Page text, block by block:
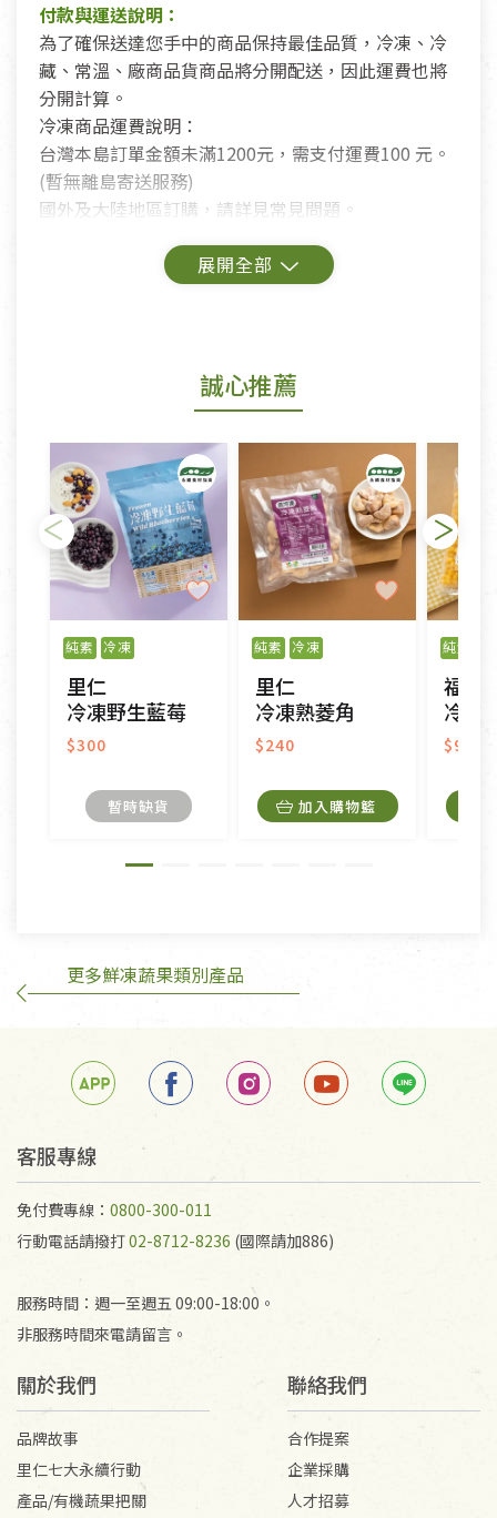
付款與運送說明：
為了確保送達您手中的商品保持最佳品質，冷凍、冷
藏、常溫、廠商品貨商品將分開配送，因此運費也將
分開計算。
冷凍商品運費說明：
台灣本島訂單金額未滿1200元，需支付運費100 元。
(暫無離島寄送服務)
國外及大陸地區訂購，請詳見常見問題。
鑑賞期商品說明：
若您購買的商品有下列「不適用七天鑑賞期商品」情
形者，除商品瑕疵以外，恕不接受退換貨.
依消保法之規定提供該商品七天免費鑑賞期(含例假
日)的服務，原則上若商品未經使用或被汙損(除商品
瑕疵)，一般皆可申請退換貨。
不適用七天鑑賞期商品：
以數位或電磁紀錄形式儲存之商品、易於變質或損壞
之商品、以及性質上無法或不適合退換之商品：如
CD、VCD、DVD、電腦軟體，若產品瑕疵無法讀取僅
接受原片換新。
衣飾鞋類-如T恤，如於送達後水洗或污損者。
美容保養用品、內衣褲、襪子、口罩等私人消耗性產
內衣褲、襪子、口罩個人衛生用品除商品本身有瑕疵
外,依據《通訊交易解除權合理例外情事適用準
誠心推薦
純素 冷凍
里仁
冷凍野生藍莓
$300
暫時缺貨
純素 冷凍
里仁
冷凍熟菱角
$240
加入購物籃
純素
福業
冷凍
$95
更多鮮凍蔬果類別產品
客服專線
免付費專線： 0800-300-011
行動電話請撥打02-8712-8236 (國際請加886)
服務時間：週一至週五 09:00-18:00。
非服務時間來電請留言。
關於我們
品牌故事
里仁七大永續行動
產品/有機蔬果把關
聯絡我們
合作提案
企業採購
人才招募